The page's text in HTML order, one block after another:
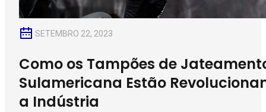
SETEMBRO 22, 2023
Como os Tampões de
Sulamericana Estão
a Indústria